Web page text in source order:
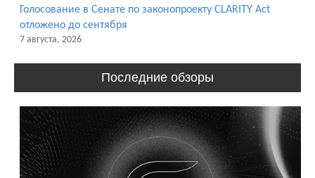
Голосование в Сенате по законопроекту CLARITY Act
отложено до сентября
7 августа, 2026
Последние обзоры